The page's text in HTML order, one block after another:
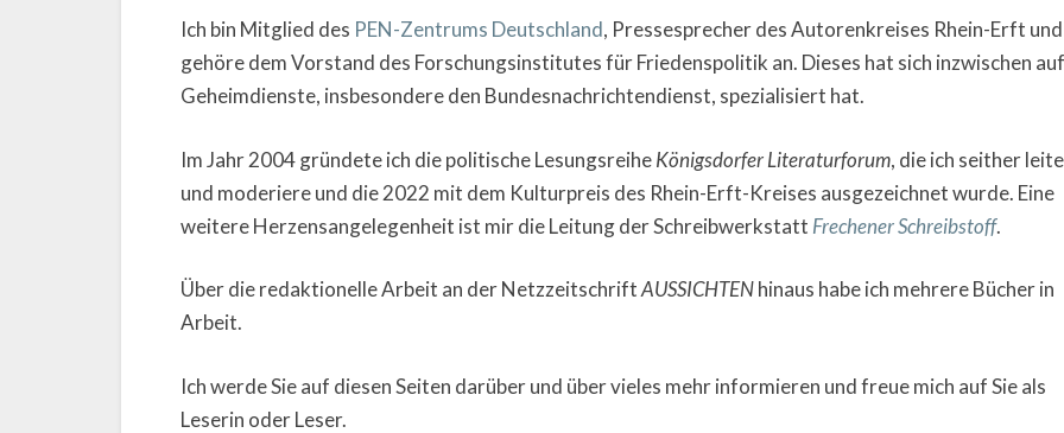
Ich bin Mitglied des PEN-Zentrums Deutschland, Pressesprecher des Autorenkreises Rhein-Erft und
gehöre dem Vorstand des Forschungsinstitutes für Friedenspolitik an. Dieses hat sich inzwischen auf
Geheimdienste, insbesondere den Bundesnachrichtendienst, spezialisiert hat.
Im Jahr 2004 gründete ich die politische LesungsreiheKönigsdorfer Literaturforum, die ich seither leite
und moderiere und die 2022 mit dem Kulturpreis des Rhein-Erft-Kreises ausgezeichnet wurde. Eine
weitere Herzensangelegenheit ist mir die Leitung der Schreibwerkstatt Frechener Schreibstoff.
Über die redaktionelle Arbeit an der NetzzeitschriftAUSSICHTENhinaus habe ich mehrere Bücher in
Arbeit.
Ich werde Sie auf diesen Seiten darüber und über vieles mehr informieren und freue mich auf Sie als
Leserin oder Leser.